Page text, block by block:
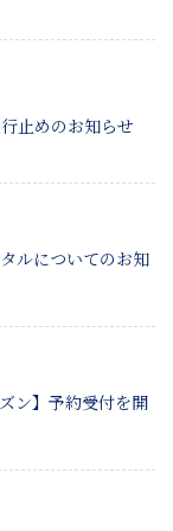
止めのお知らせ
ルについてのお知
ン】予約受付を開